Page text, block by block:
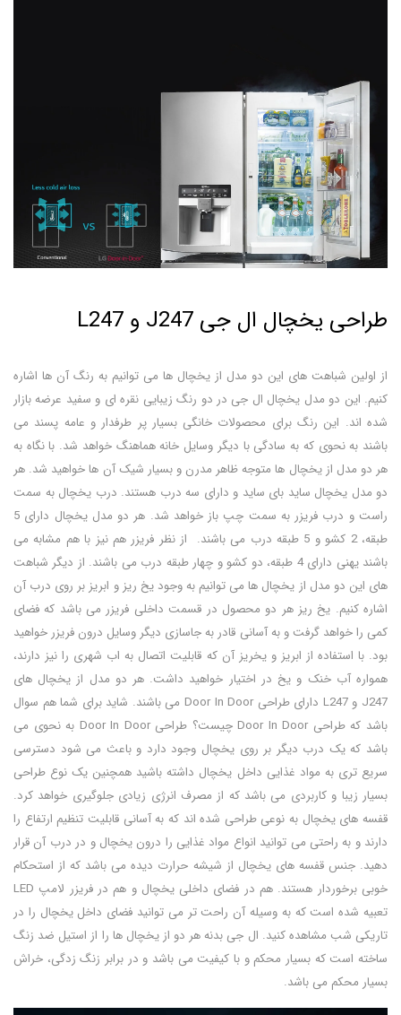
طراحی یخچال ال جی J247 و L247
از اولین شباهت های این دو مدل از یخچال ها می توانیم به رنگ آن ها اشاره
کنیم. این دو مدل یخچال ال جی در دو رنگ زیبایی نقره ای و سفید عرضه بازار
شده اند. این رنگ برای محصولات خانگی بسیار پر طرفدار و عامه پسند می
باشند به نحوی که به سادگی با دیگر وسایل خانه هماهنگ خواهد شد. با نگاه به
هر دو مدل از یخچال ها متوجه ظاهر مدرن و بسیار شیک آن ها خواهید شد. هر
دو مدل یخچال ساید بای ساید و دارای سه درب هستند. درب یخچال به سمت
راست و درب فریزر به سمت چپ باز خواهد شد. هر دو مدل یخچال دارای 5
طبقه، 2 کشو و 5 طبقه درب می باشند. از نظر فریزر هم نیز با هم مشابه می
باشند یهنی دارای 4 طبقه، دو کشو و چهار طبقه درب می باشند. از دیگر شباهت
های این دو مدل از یخچال ها می توانیم به وجود یخ ریز و ابریز بر روی درب آن
اشاره کنیم. یخ ریز هر دو محصول در قسمت داخلی فریزر می باشد که فضای
کمی را خواهد گرفت و به آسانی قادر به جاسازی دیگر وسایل درون فریزر خواهید
بود. با استفاده از ابریز و یخریز آن که قابلیت اتصال به اب شهری را نیز دارند،
همواره آب خنک و یخ در اختیار خواهید داشت. هر دو مدل از یخچال های
J247 و L247 دارای طراحی Door In Door می باشند. شاید برای شما هم سوال
باشد که طراحی Door In Door چیست؟ طراحی Door In Door به نحوی می
باشد که یک درب دیگر بر روی یخچال وجود دارد و باعث می شود دسترسی
سریع تری به مواد غذایی داخل یخچال داشته باشید همچنین یک نوع طراحی
بسیار زیبا و کاربردی می باشد که از مصرف انرژی زیادی جلوگیری خواهد کرد.
قفسه های یخچال به نوعی طراحی شده اند که به آسانی قابلیت تنظیم ارتفاع را
دارند و به راحتی می توانید انواع مواد غذایی را درون یخچال و در درب آن قرار
دهید. جنس قفسه های یخچال از شیشه حرارت دیده می باشد که از استحکام
خوبی برخوردار هستند. هم در فضای داخلی یخچال و هم در فریزر لامپ LED
تعبیه شده است که به وسیله آن راحت تر می توانید فضای داخل یخچال را در
تاریکی شب مشاهده کنید. ال جی بدنه هر دو از یخچال ها را از استیل ضد زنگ
ساخته است که بسیار محکم و با کیفیت می باشد و در برابر زنگ زدگی، خراش
بسیار محکم می باشد.